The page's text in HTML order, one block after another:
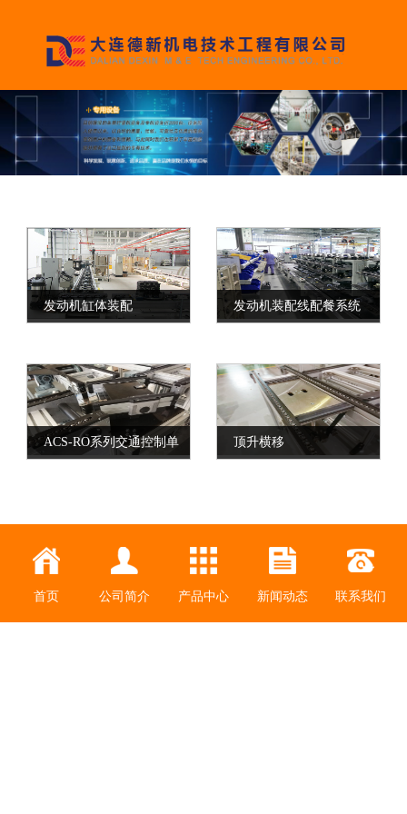
发动机缸体装配 发动机装配线配餐系统
ACS-RO系列交通控制单 顶升横移
首页 公司简介 产品中心 新闻动态 联系我们